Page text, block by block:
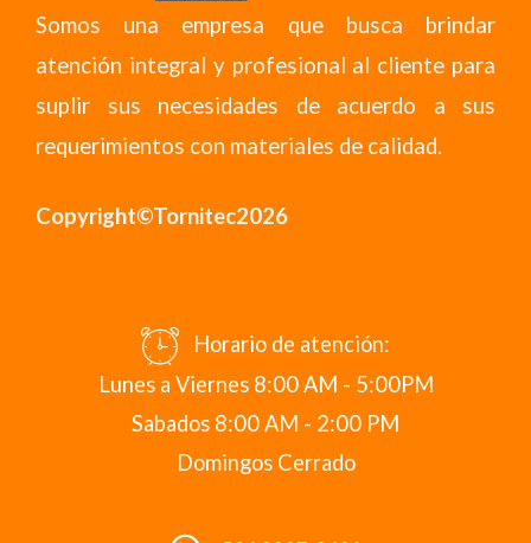
Somos una empresa que busca brindar
atención integral y profesional al cliente para
suplir sus necesidades de acuerdo a sus
requerimientos con materiales de calidad.
Copyright©Tornitec2026
Horario de atención:
Lunes a Viernes 8:00 AM - 5:00PM
Sabados 8:00 AM - 2:00 PM
Domingos Cerrado